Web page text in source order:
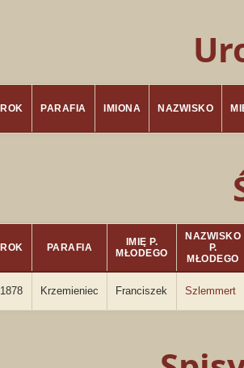
ROK PARAFIA IMIONA NAZWISKO
ROK PARAFIA
IMIĘ P.
MŁODEGO
NAZWISKO
P.
MŁODEGO
1878 Krzemieniec Franciszek Szlemmert